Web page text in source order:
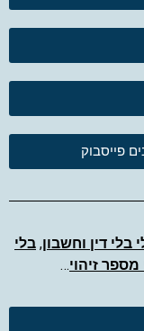
פייסבוק
בלי דין וחשבון, בלי
מספר זיהוי…